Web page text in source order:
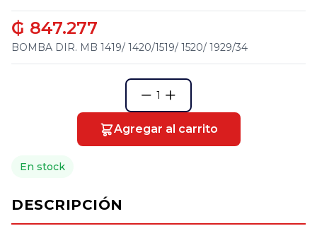
₲ 847.277
BOMBA DIR. MB 1419/ 1420/1519/ 1520/ 1929/34
1
Agregar al carrito
En stock
DESCRIPCIÓN